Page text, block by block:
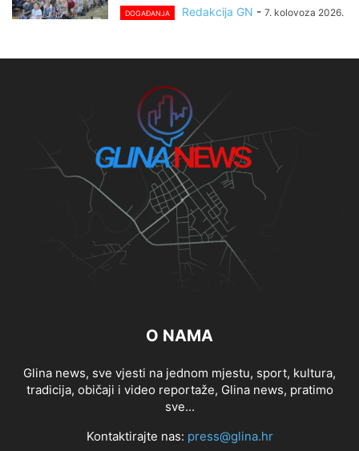
DOGAĐANJA Redakcija GN - 7. kolovoza 2026.
O NAMA
Glina news, sve vjesti na jednom mjestu, sport, kultura,
tradicija, običaji i video reportaže, Glina news, pratimo
sve...
Kontaktirajte nas: press@glina.hr